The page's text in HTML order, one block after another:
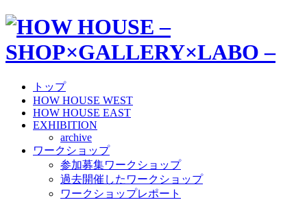
トップ
HOW HOUSE WEST
HOW HOUSE EAST
EXHIBITION
archive
ワークショップ
参加募集ワークショップ
過去開催したワークショップ
ワークショップレポート